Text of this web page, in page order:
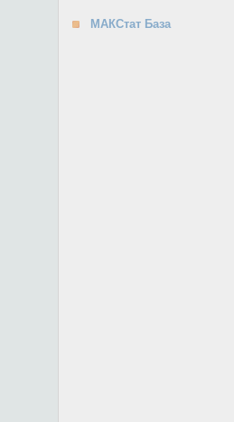
МАКСтат База